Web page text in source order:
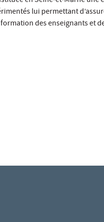
lui permettant
des enseignants et